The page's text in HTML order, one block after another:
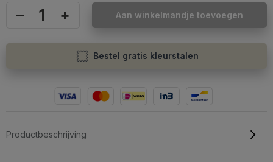
– + Aan winkelmandje toevoegen
Bestel gratis kleurstalen
Productbeschrijving